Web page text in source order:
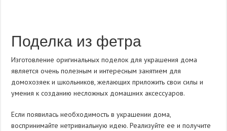
Поделка из фетра
Изготовление оригинальных поделок для украшения дома
является очень полезным и интересным занятием для
домохозяек и школьников, желающих приложить свои силы и
умения к созданию несложных домашних аксессуаров.
Если появилась необходимость в украшении дома,
воспринимайте нетривиальную идею. Реализуйте ее и получите